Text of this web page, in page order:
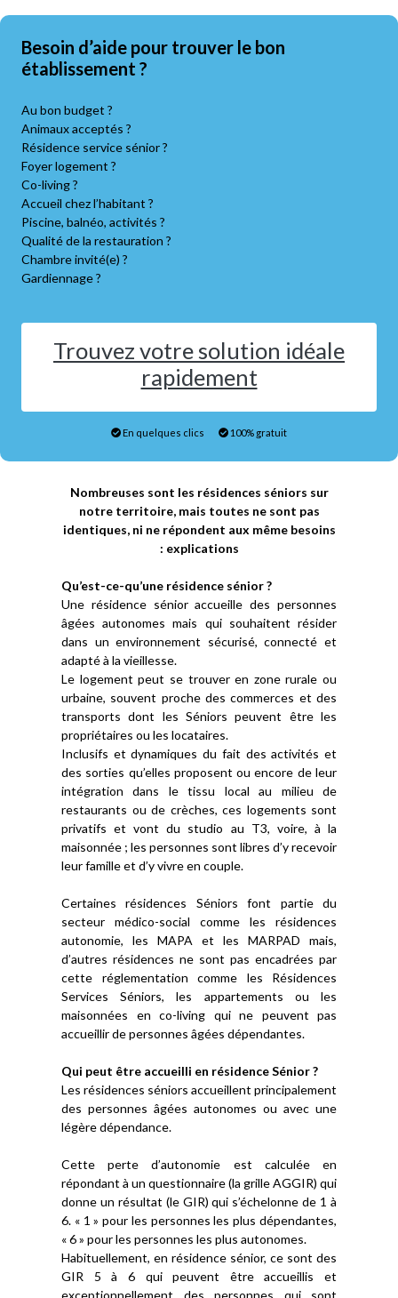
Besoin d’aide pour trouver le bon
établissement ?
Au bon budget ?
Animaux acceptés ?
Résidence service sénior ?
Foyer logement ?
Co-living ?
Accueil chez l’habitant ?
Piscine, balnéo, activités ?
Qualité de la restauration ?
Chambre invité(e) ?
Gardiennage ?
Trouvez votre solution idéale
rapidement
En quelques clics 100% gratuit
Nombreuses sont les résidences séniors sur
notre territoire, mais toutes ne sont pas
identiques, ni ne répondent aux même besoins
: explications
Qu’est-ce-qu’une résidence sénior ?
Une résidence sénior accueille des personnes
âgées autonomes mais qui souhaitent résider
dans un environnement sécurisé, connecté et
adapté à la vieillesse.
Le logement peut se trouver en zone rurale ou
urbaine, souvent proche des commerces et des
transports dont les Séniors peuvent être les
propriétaires ou les locataires.
Inclusifs et dynamiques du fait des activités et
des sorties qu’elles proposent ou encore de leur
intégration dans le tissu local au milieu de
restaurants ou de crèches, ces logements sont
privatifs et vont du studio au T3, voire, à la
maisonnée ; les personnes sont libres d’y recevoir
leur famille et d’y vivre en couple.
Certaines résidences Séniors font partie du
secteur médico-social comme les résidences
autonomie, les MAPA et les MARPAD mais,
d’autres résidences ne sont pas encadrées par
cette réglementation comme les Résidences
Services Séniors, les appartements ou les
maisonnées en co-living qui ne peuvent pas
accueillir de personnes âgées dépendantes.
Qui peut être accueilli en résidence Sénior ?
Les résidences séniors accueillent principalement
des personnes âgées autonomes ou avec une
légère dépendance.
Cette perte d’autonomie est calculée en
répondant à un questionnaire (la grille AGGIR) qui
donne un résultat (le GIR) qui s’échelonne de 1 à
6. « 1 » pour les personnes les plus dépendantes,
« 6 » pour les personnes les plus autonomes.
Habituellement, en résidence sénior, ce sont des
GIR 5 à 6 qui peuvent être accueillis et
exceptionnellement des personnes qui sont